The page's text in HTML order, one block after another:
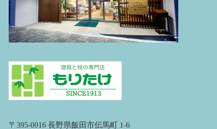
〒395-0016 長野県飯田市伝馬町 1-6